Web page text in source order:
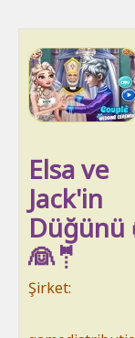
Elsa ve
Jack'in
Düğünü
👰🤵
Şirket: